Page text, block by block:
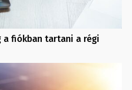
a fiókban tartani a régi